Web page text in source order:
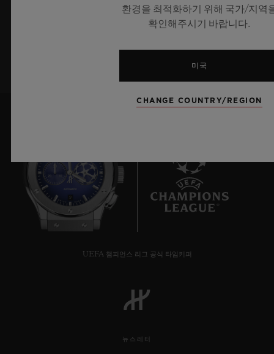
UEFA 챔피언스 리그 공식 타임키퍼
뉴스레터
환경을 최적화하기 위해 국가/지역
확인해주시기 바랍니다.
미국
CHANGE COUNTRY/REGION